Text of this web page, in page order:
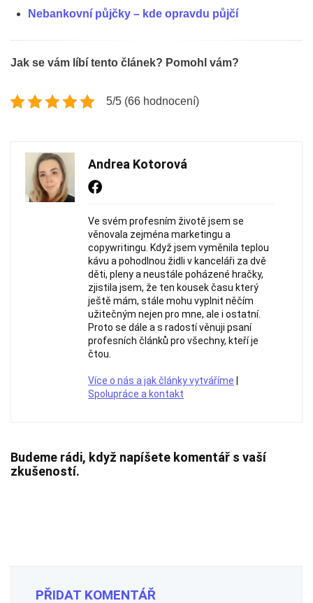
Nebankovní půjčky – kde opravdu půjčí
Jak se vám líbí tento článek? Pomohl vám?
5/5 (66 hodnocení)
Andrea Kotorová
Ve svém profesním životě jsem se
věnovala zejména marketingu a
copywritingu. Když jsem vyměnila teplou
kávu a pohodlnou židli v kanceláři za dvě
děti, pleny a neustále poházené hračky,
zjistila jsem, že ten kousek času který
ještě mám, stále mohu vyplnit něčím
užitečným nejen pro mne, ale i ostatní.
Proto se dále a s radostí věnuji psaní
profesních článků pro všechny, kteří je
čtou.
Více o nás a jak články vytváříme
Spolupráce a kontakt
Budeme rádi, když napíšete komentář s vaší
zkušeností.
PŘIDAT KOMENTÁŘ